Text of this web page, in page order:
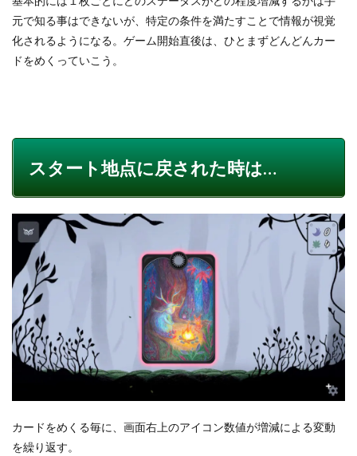
元で知る事はできないが、特定の条件を満たすことで情報が視覚
化されるようになる。ゲーム開始直後は、ひとまずどんどんカー
ドをめくっていこう。
スタート地点に戻された時は…
カードをめくる毎に、画面右上のアイコン数値が増減による変動
を繰り返す。